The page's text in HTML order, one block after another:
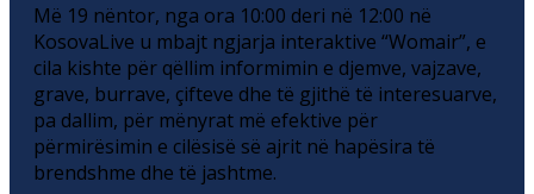
Më 19 nëntor, nga ora 10:00 deri në 12:00 në
KosovaLive u mbajt ngjarja interaktive “Womair”, e
cila kishte për qëllim informimin e djemve, vajzave,
grave, burrave, çifteve dhe të gjithë të interesuarve,
pa dallim, për mënyrat më efektive për
përmirësimin e cilësisë së ajrit në hapësira të
brendshme dhe të jashtme.